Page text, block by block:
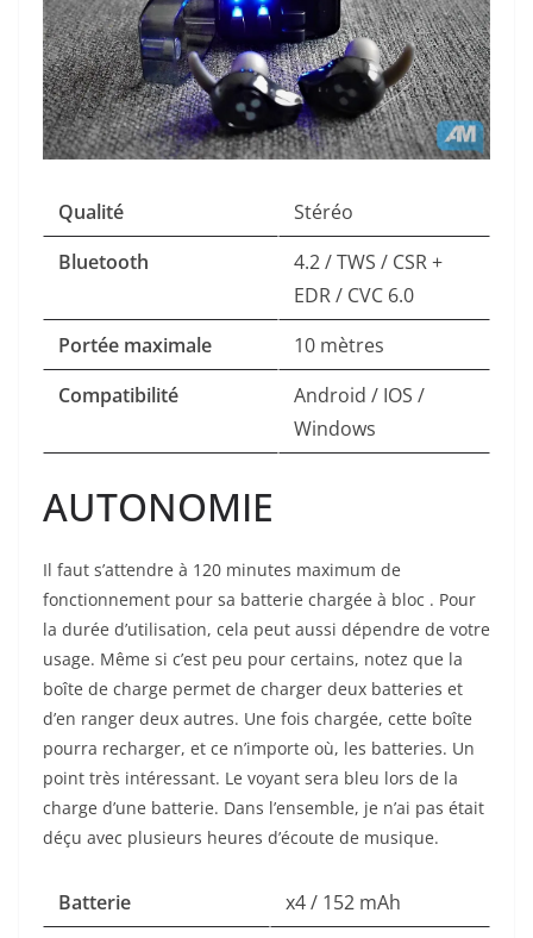
Qualité
Stéréo
Bluetooth
4.2 / TWS / CSR +
EDR / CVC 6.0
Portée maximale
10 mètres
Compatibilité
Android / IOS /
Windows
AUTONOMIE
Il faut s’attendre à 120 minutes maximum de
fonctionnement pour sa batterie chargée à bloc . Pour
la durée d’utilisation, cela peut aussi dépendre de votre
usage. Même si c’est peu pour certains, notez que la
boîte de charge permet de charger deux batteries et
d’en ranger deux autres. Une fois chargée, cette boîte
pourra recharger, et ce n’importe où, les batteries. Un
point très intéressant. Le voyant sera bleu lors de la
charge d’une batterie. Dans l’ensemble, je n’ai pas était
déçu avec plusieurs heures d’écoute de musique.
Batterie
x4 / 152 mAh